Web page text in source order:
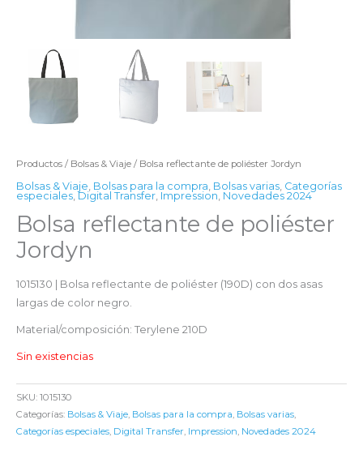
Productos / Bolsas & Viaje / Bolsa reflectante de poliéster Jordyn
Bolsas & Viaje, Bolsas para la compra, Bolsas varias, Categorías
especiales,Digital Transfer, Impression, Novedades 2024
Bolsa reflectante de poliéster
Jordyn
1015130 | Bolsa reflectante de poliéster (190D) con dos asas
largas de color negro.
Material/composición: Terylene 210D
Sin existencias
SKU: 1015130
Categorías: Bolsas & Viaje Bolsas para la compra Bolsas varias
Categorías especiales Digital Transfer Impression Novedades 2024